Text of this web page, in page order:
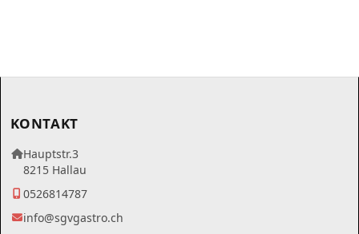
KONTAKT
Hauptstr.3
8215 Hallau
0526814787
info@sgvgastro.ch